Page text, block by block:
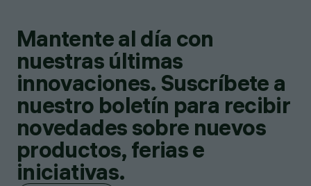
Mantente al día con
nuestras últimas
innovaciones. Suscríbete a
nuestro boletín para recibir
novedades sobre nuevos
productos, ferias e
iniciativas.